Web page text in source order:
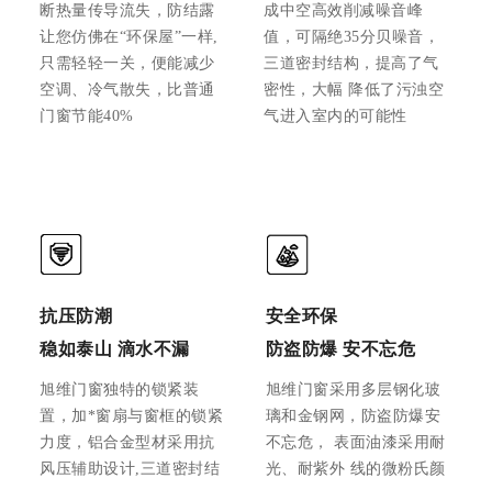
断热量传导流失，防结露
让您仿佛在“环保屋”一样,
只需轻轻一关，便能减少
空调、冷气散失，比普通
门窗节能40%
成中空高效削减噪音峰
值，可隔绝35分贝噪音，
三道密封结构，提高了气
密性，大幅 降低了污浊空
气进入室内的可能性
抗压防潮
稳如泰山 滴水不漏
旭维门窗独特的锁紧装
置，加*窗扇与窗框的锁紧
力度，铝合金型材采用抗
风压辅助设计,三道密封结
安全环保
防盗防爆 安不忘危
旭维门窗采用多层钢化玻
璃和金钢网，防盗防爆安
不忘危， 表面油漆采用耐
光、耐紫外 线的微粉氏颜